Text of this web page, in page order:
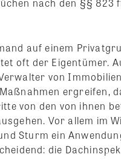
auf einem
oft der Eigentümer.
von Immobilien
ergreifen,
von den von ihnen
Vor allem im
Sturm ein
die